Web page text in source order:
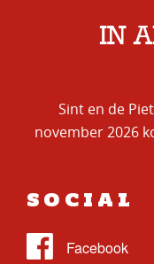
IN
Sint en de
november 2026
SOCIAL